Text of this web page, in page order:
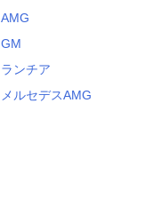
AMG
GM
ランチア
メルセデスAMG